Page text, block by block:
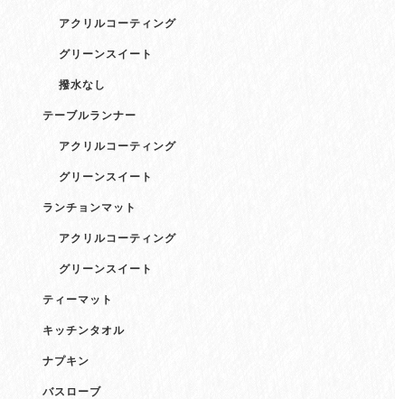
アクリルコーティング
グリーンスイート
撥水なし
テーブルランナー
アクリルコーティング
グリーンスイート
ランチョンマット
アクリルコーティング
グリーンスイート
ティーマット
キッチンタオル
ナプキン
バスローブ